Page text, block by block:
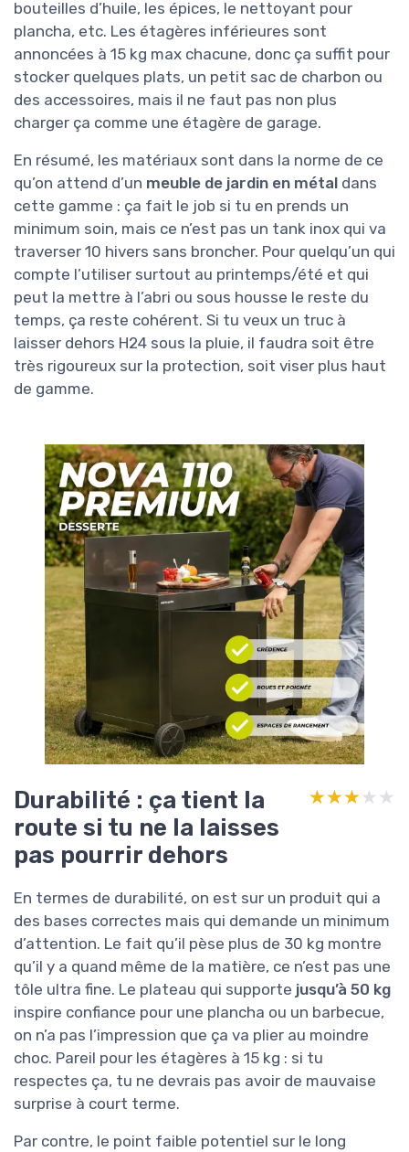
bouteilles d’huile, les épices, le nettoyant pour
plancha, etc. Les étagères inférieures sont
annoncées à 15 kg max chacune, donc ça suffit pour
stocker quelques plats, un petit sac de charbon ou
des accessoires, mais il ne faut pas non plus
charger ça comme une étagère de garage.
En résumé, les matériaux sont dans la norme de ce
qu’on attend d’un meuble de jardin en métal dans
cette gamme : ça fait le job si tu en prends un
minimum soin, mais ce n’est pas un tank inox qui va
traverser 10 hivers sans broncher. Pour quelqu’un qui
compte l’utiliser surtout au printemps/été et qui
peut la mettre à l’abri ou sous housse le reste du
temps, ça reste cohérent. Si tu veux un truc à
laisser dehors H24 sous la pluie, il faudra soit être
très rigoureux sur la protection, soit viser plus haut
de gamme.
Durabilité : ça tient la
route si tu ne la laisses
pas pourrir dehors
★★★★★
★★★★★
En termes de durabilité, on est sur un produit qui a
des bases correctes mais qui demande un minimum
d’attention. Le fait qu’il pèse plus de 30 kg montre
qu’il y a quand même de la matière, ce n’est pas une
tôle ultra fine. Le plateau qui supporte jusqu’à 50 kg
inspire confiance pour une plancha ou un barbecue,
on n’a pas l’impression que ça va plier au moindre
choc. Pareil pour les étagères à 15 kg : si tu
respectes ça, tu ne devrais pas avoir de mauvaise
surprise à court terme.
Par contre, le point faible potentiel sur le long